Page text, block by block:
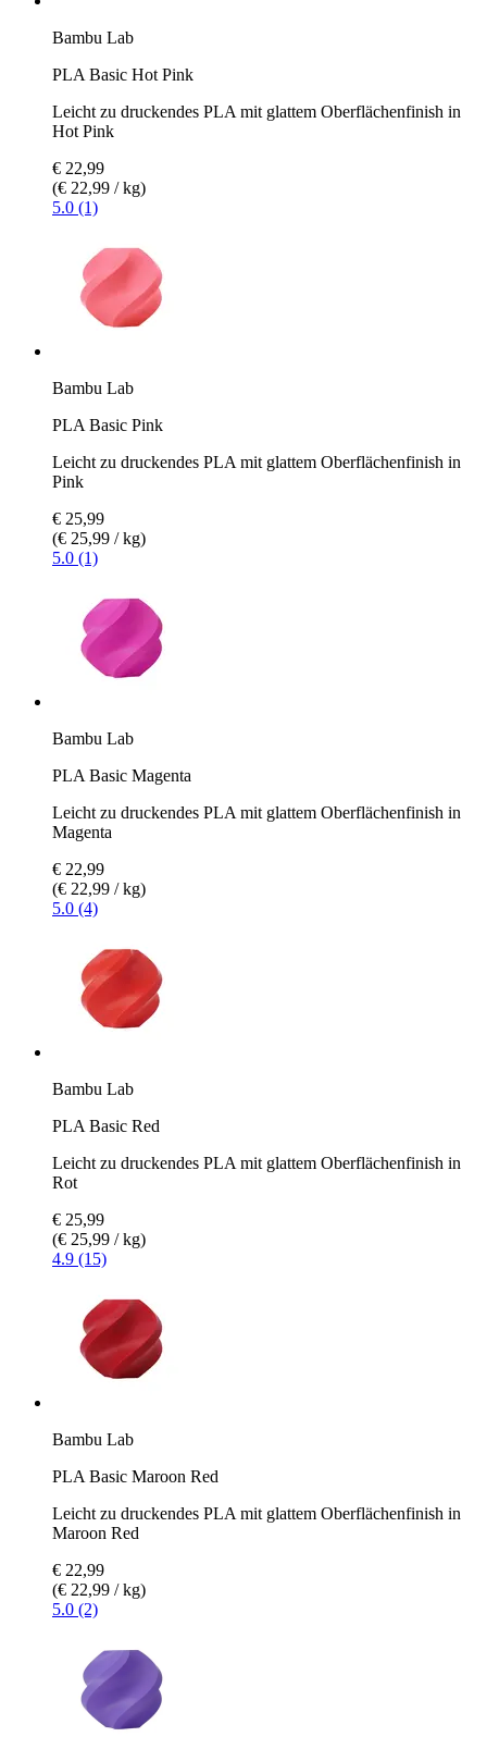
Bambu Lab
PLA Basic Hot Pink
Leicht zu druckendes PLA mit glattem Oberflächenfinish in
Hot Pink
€ 22,99
(€ 22,99 / kg)
5.0 (1)
Bambu Lab
PLA Basic Pink
Leicht zu druckendes PLA mit glattem Oberflächenfinish in
Pink
€ 25,99
(€ 25,99 / kg)
5.0 (1)
Bambu Lab
PLA Basic Magenta
Leicht zu druckendes PLA mit glattem Oberflächenfinish in
Magenta
€ 22,99
(€ 22,99 / kg)
5.0 (4)
Bambu Lab
PLA Basic Red
Leicht zu druckendes PLA mit glattem Oberflächenfinish in
Rot
€ 25,99
(€ 25,99 / kg)
4.9 (15)
Bambu Lab
PLA Basic Maroon Red
Leicht zu druckendes PLA mit glattem Oberflächenfinish in
Maroon Red
€ 22,99
(€ 22,99 / kg)
5.0 (2)